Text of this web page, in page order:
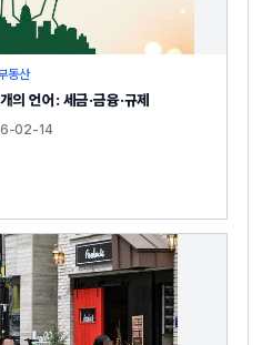
동산
의 언어: 세금·금융·규제
02-14